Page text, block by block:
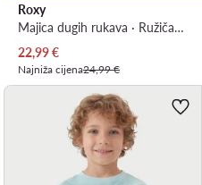
Roxy
Majica dugih rukava · Ružičasta
Trenutna cijena
22,99€
Najniža cijena24,99 €